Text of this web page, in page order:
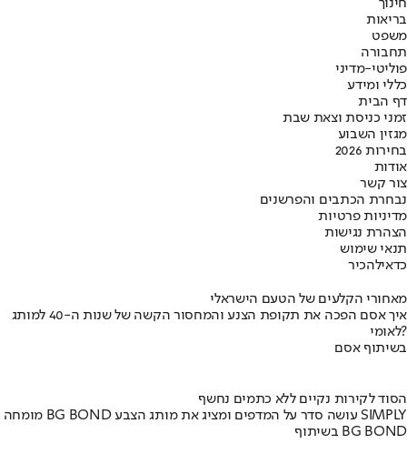
חינוך
בריאות
משפט
תחבורה
פוליטי-מדיני
כללי ומידע
דף הבית
זמני כניסת וצאת שבת
מגזין השבוע
בחירות 2026
אודות
צור קשר
נבחרת הכתבים והפרשנים
מדיניות פרטיות
הצהרת נגישות
תנאי שימוש
כדאילהכיר
מאחורי הקלעים של הטעם הישראלי
איך אסם הפכה את תקופת הצנע והמחסור הקשה של שנות ה-40 למותג
לאומי?
בשיתוף אסם
הסוד לקירות נקיים ללא כתמים נחשף
מומחה BG BOND עושה סדר על המדפים ומציג את מותג הצבע SIMPLY
בשיתוף BG BOND